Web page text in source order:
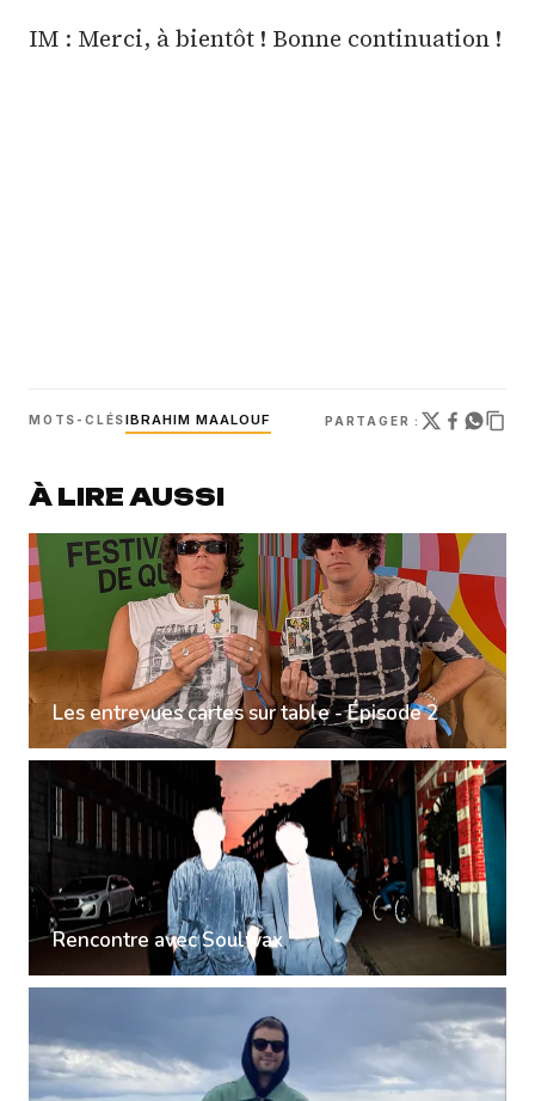
IM : Merci, à bientôt ! Bonne continuation !
MOTS-CLÉSIBRAHIM MAALOUF PARTAGER :
À LIRE AUSSI
Les entrevues cartes sur table - Épisode 2
Rencontre avec Soulwax